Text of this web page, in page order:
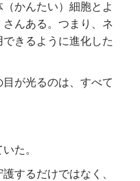
かんたい）細胞とよ
んある。つまり、ネ
きるように進化した
が光るのは、すべて
た。
するだけではなく、